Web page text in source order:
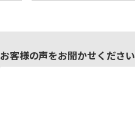
お客様の声をお聞かせください